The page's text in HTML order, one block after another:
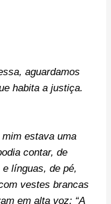
aguardamos
habita a justiça.
estava uma
contar, de
línguas, de pé,
vestes brancas
em alta voz: “A